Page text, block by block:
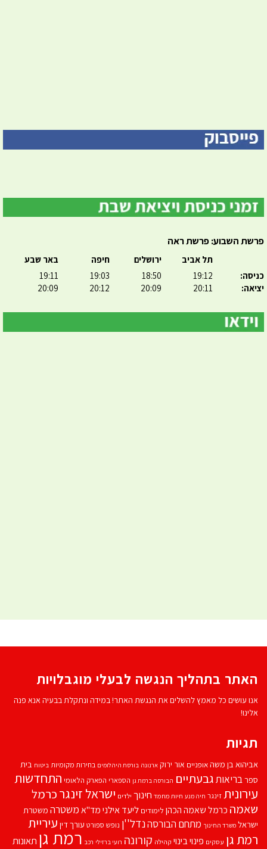
פרשת השבוע: פרשת ראה
כניסה:
יציאה:
תל אביב
19:12
20:11
ירושלים
18:50
20:09
חיפה
19:03
20:12
באר שבע
19:11
20:09
האתר בתהליך הנגשה לבעלי מוגבלויות
אנו עושים כל מאמץ להשלים את הנגשת האתר! במידה ונתקלת בבעיה אנא פנה
אלינו!
תגיות
אביהוא בן משהאופניים אור ירוק ארנונה בורסת היהלומים בחירות מקומיות ביטוח בית
ספרבריאותגבעתיים הבורסה ברמת גן הספארי הפארק הלאומי התחדשות
עירוניתזינגר חיה מנע חיות מחמד חינוך ילדים ישראל זינגרכרמל
שאמה כרמל שאמה הכהן לימודים ליעד אילנימד''אמשטרה משטרת
ישראל משרד החינוך מתחם הבורסהנדל''ן נופש ספורט עורך דין עיריית
רמת גן עסקים פינוי בינוי קהילה קורונה רועי ברזילי רכב רמת גן תאונות